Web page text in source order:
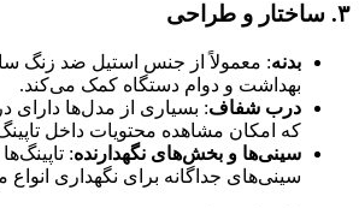
۳. ساختار و طراحی
بدنه: معمولاً از جنس استیل ضد زنگ
بهداشت و دوام دستگاه کمک می‌کند.
درب شفاف: بسیاری از مدل‌ها
که امکان مشاهده محتویات داخل
سینی‌ها و بخش‌های نگهدارنده:
سینی‌های جداگانه برای نگهداری انواع